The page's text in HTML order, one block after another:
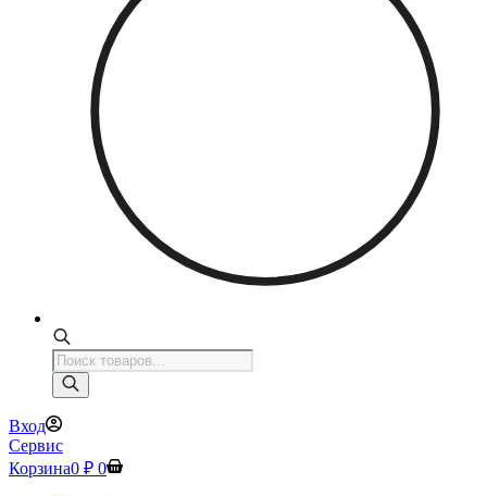
Поиск
товаров
Вход
Сервис
Корзина0 ₽ 0